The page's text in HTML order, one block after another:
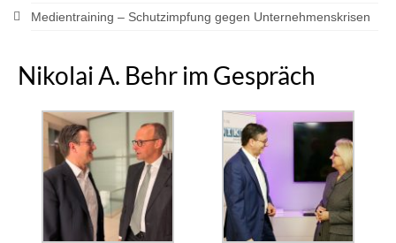
Medientraining – Schutzimpfung gegen Unternehmenskrisen
Nikolai A. Behr im Gespräch